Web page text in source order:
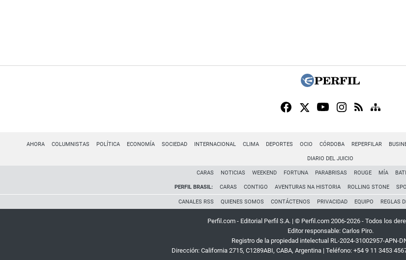
AHORA COLUMNISTAS POLÍTICA ECONOMÍA SOCIEDAD INTERNACIONAL CLIMA DEPORTES OCIO CÓRDOBA REPERFILAR
DIARIO DEL JUICIO
CARAS NOTICIAS WEEKEND FORTUNA PARABRISAS ROUGE MÍA
PERFIL BRASIL: CARAS CONTIGO AVENTURAS NA HISTORIA ROLLING STONE
CANALES RSS QUIENES SOMOS CONTÁCTENOS PRIVACIDAD EQUIPO REGLAS
Perfil.com - Editorial Perfil S.A. | © Perfil.com 2006-2026 - Todos los
Editor responsable: Carlos Piro.
Registro de la propiedad intelectual RL-2024-31002957-APN-
Dirección: California 2715, C1289ABI, CABA, Argentina| Teléfono: +54 9 11 3453